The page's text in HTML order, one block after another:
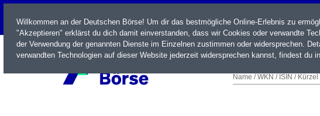
LIVE
Name / WKN / ISIN / Kürzel
Willkommen an der Deutschen Börse! Um dir das bestmögliche Online-Erlebnis zu
"Akzeptieren" erklärst du dich damit einverstanden, dass wir Cookies oder verwandte
der Verwendung der genannten Dienste im Einzelnen zustimmen oder widersprechen.
verwandten Technologien auf dieser Website jederzeit widersprechen kannst, findest du